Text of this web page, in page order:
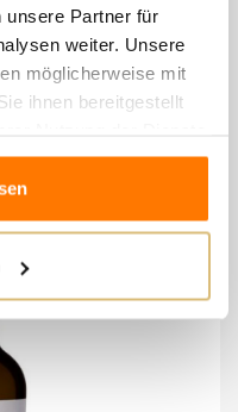
unsere Partner für
weiter. Unsere
möglicherweise mit
ihnen bereitgestellt